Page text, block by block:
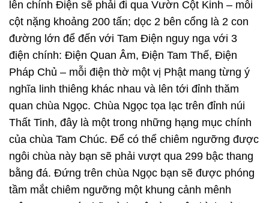
lên chính Điện sẽ phải đi qua Vườn Cột Kinh – mỗi
cột nặng khoảng 200 tấn; dọc 2 bên cổng là 2 con
đường lớn để đến với Tam Điện nguy nga với 3
điện chính: Điện Quan Âm, Điện Tam Thế, Điện
Pháp Chủ – mỗi điện thờ một vị Phật mang từng ý
nghĩa linh thiêng khác nhau và lên tới đỉnh thăm
quan chùa Ngọc. Chùa Ngọc tọa lạc trên đỉnh núi
Thất Tinh, đây là một trong những hạng mục chính
của chùa Tam Chúc. Để có thể chiêm ngưỡng được
ngôi chùa này bạn sẽ phải vượt qua 299 bậc thang
bằng đá. Đứng trên chùa Ngọc bạn sẽ được phóng
tầm mắt chiêm ngưỡng một khung cảnh mênh